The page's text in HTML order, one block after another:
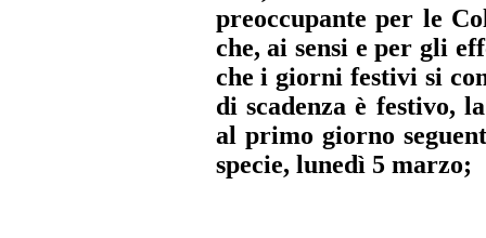
preoccupante per le
che, ai sensi e per gli
che i giorni festivi si
di scadenza è festivo,
al primo giorno
specie, lunedì 5 marzo;